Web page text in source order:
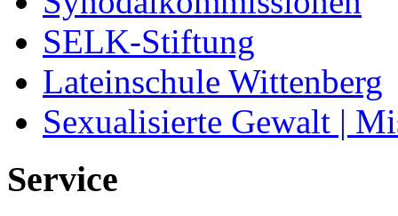
SELK-Stiftung
Lateinschule Wittenberg
Sexualisierte Gewalt |
Service